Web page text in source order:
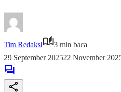
Tim Redaksi
3 min baca
29 September 202522 November